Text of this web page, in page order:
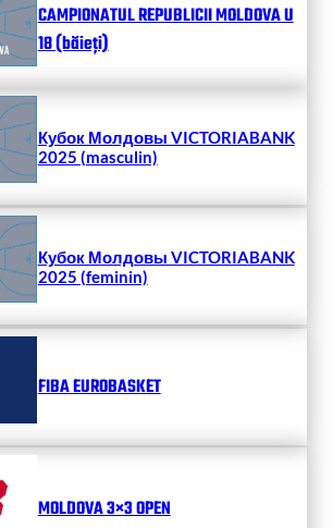
CAMPIONATUL REPUBLICII MOLDOVA U
18 (băieți)
Кубок Молдовы VICTORIABANK
2025 (masculin)
Кубок Молдовы VICTORIABANK
2025 (feminin)
FIBA EUROBASKET
MOLDOVA 3×3 OPEN